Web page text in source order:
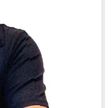
welcher Juwelier
im